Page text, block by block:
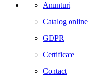
Anunturi
Catalog online
GDPR
Certificate
Contact